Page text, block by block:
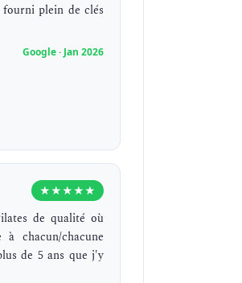
fourni plein de clés
Google · Jan 2026
★★★★★
de qualité où
chacun/chacune
de 5 ans que j'y